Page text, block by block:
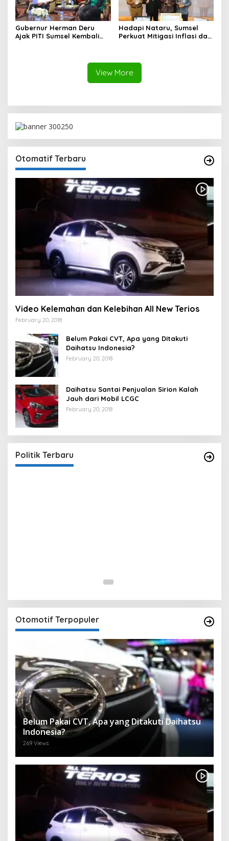
Gubernur Herman Deru
Ajak PITI Sumsel Kembali
Hadapi Nataru, Sumsel
Perkuat Mitigasi Inflasi dan
View More
Otomatif Terbaru
Video Kelemahan dan Kelebihan All New Terios
February 20, 2018
Belum Pakai CVT, Apa yang Ditakuti
Daihatsu Indonesia?
February 20, 2018
Daihatsu Santai Penjualan Sirion Kalah
Jauh dari Mobil LCGC
February 20, 2018
Politik Terbaru
Strategi PPP Menangkan Duet Ganjar dan Gus
Yasin
In Berita, Politik |
Otomotif Terpopuler
Belum Pakai CVT, Apa yang Ditakuti Daihatsu
Indonesia?
269 Views